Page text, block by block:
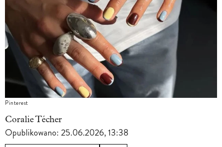
Pinterest
Coralie Técher
Opublikowano:25.06.2026, 13:38